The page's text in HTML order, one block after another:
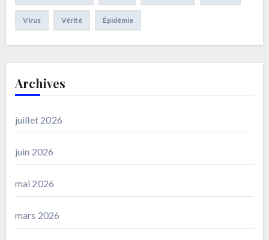
Virus Vérité Épidémie
Archives
juillet 2026
juin 2026
mai 2026
mars 2026